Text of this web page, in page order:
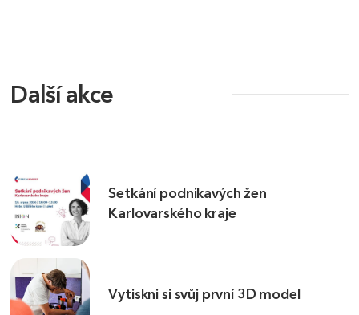
Další akce
Setkání podnikavých žen
Karlovarského kraje
Vytiskni si svůj první 3D model